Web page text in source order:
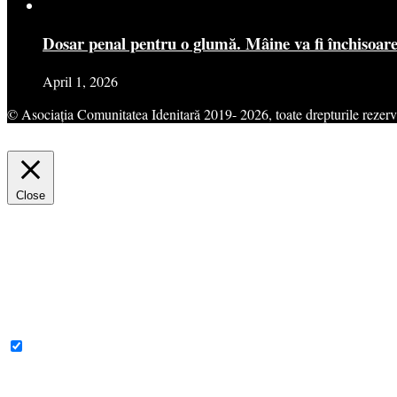
Dosar penal pentru o glumă. Mâine va fi
April 1, 2026
© Asociația Comunitatea Idenitară 2019- 2026, toate drepturile
Close